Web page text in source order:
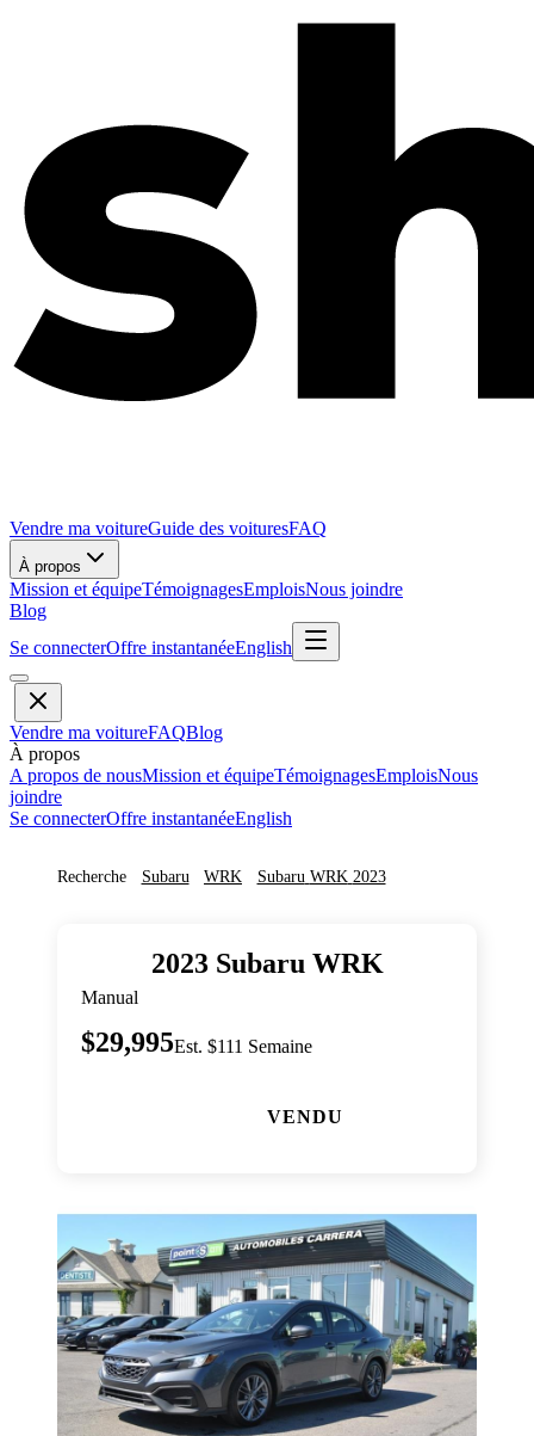
Vendre ma voitureGuide des voituresFAQ
À propos
Mission et équipeTémoignagesEmploisNous joindre
Blog
Se connecterOffre instantanéeEnglish
Vendre ma voitureFAQBlog
À propos
A propos de nousMission et équipeTémoignagesEmploisNous
joindre
Se connecterOffre instantanéeEnglish
Recherche Subaru WRK Subaru WRK 2023
2023 Subaru WRK
Manual
$29,995Est. $111 Semaine
VENDU